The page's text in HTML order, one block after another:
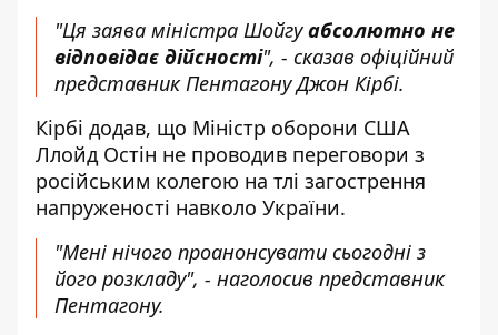
"Ця заява міністра Шойгуабсолютно не
відповідає дійсності", - сказав офіційний
представник Пентагону Джон Кірбі.
Кірбі додав, що Міністр оборони США
Ллойд Остін не проводив переговори з
російським колегою на тлі загострення
напруженості навколо України.
"Мені нічого проанонсувати сьогодні з
його розкладу", - наголосив представник
Пентагону.